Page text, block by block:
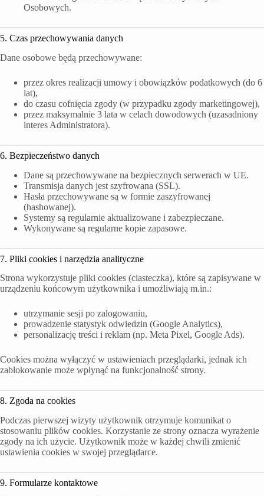
Osobowych.
5. Czas przechowywania danych
Dane osobowe będą przechowywane:
przez okres realizacji umowy i obowiązków podatkowych (do 6
lat),
do czasu cofnięcia zgody (w przypadku zgody marketingowej),
przez maksymalnie 3 lata w celach dowodowych (uzasadniony
interes Administratora).
6. Bezpieczeństwo danych
Dane są przechowywane na bezpiecznych serwerach w UE.
Transmisja danych jest szyfrowana (SSL).
Hasła przechowywane są w formie zaszyfrowanej
(hashowanej).
Systemy są regularnie aktualizowane i zabezpieczane.
Wykonywane są regularne kopie zapasowe.
7. Pliki cookies i narzędzia analityczne
Strona wykorzystuje pliki cookies (ciasteczka), które są zapisywane w
urządzeniu końcowym użytkownika i umożliwiają m.in.:
utrzymanie sesji po zalogowaniu,
prowadzenie statystyk odwiedzin (Google Analytics),
personalizację treści i reklam (np. Meta Pixel, Google Ads).
Cookies można wyłączyć w ustawieniach przeglądarki, jednak ich
zablokowanie może wpłynąć na funkcjonalność strony.
8. Zgoda na cookies
Podczas pierwszej wizyty użytkownik otrzymuje komunikat o
stosowaniu plików cookies. Korzystanie ze strony oznacza wyrażenie
zgody na ich użycie. Użytkownik może w każdej chwili zmienić
ustawienia cookies w swojej przeglądarce.
9. Formularze kontaktowe